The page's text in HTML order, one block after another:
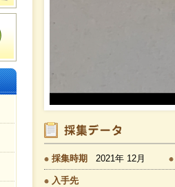
採集時期 2021年 12月
入手先